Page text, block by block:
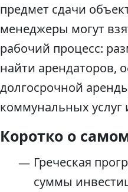
предмет сдачи
менеджеры могут
рабочий процесс:
найти арендаторов,
долгосрочной
коммунальных услуг
Коротко о
Греческая
суммы